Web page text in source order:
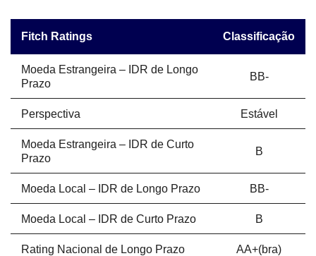
Fitch Ratings Classificação
Moeda Estrangeira – IDR de Longo
Prazo
BB-
Perspectiva Estável
Moeda Estrangeira – IDR de Curto
Prazo
B
Moeda Local – IDR de Longo Prazo BB-
Moeda Local – IDR de Curto Prazo B
Rating Nacional de Longo Prazo AA+(bra)